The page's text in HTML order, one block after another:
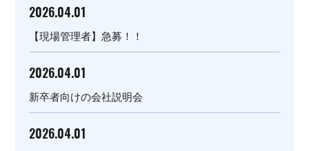
2026.04.01
【現場管理者】急募！！
2026.04.01
新卒者向けの会社説明会
2026.04.01